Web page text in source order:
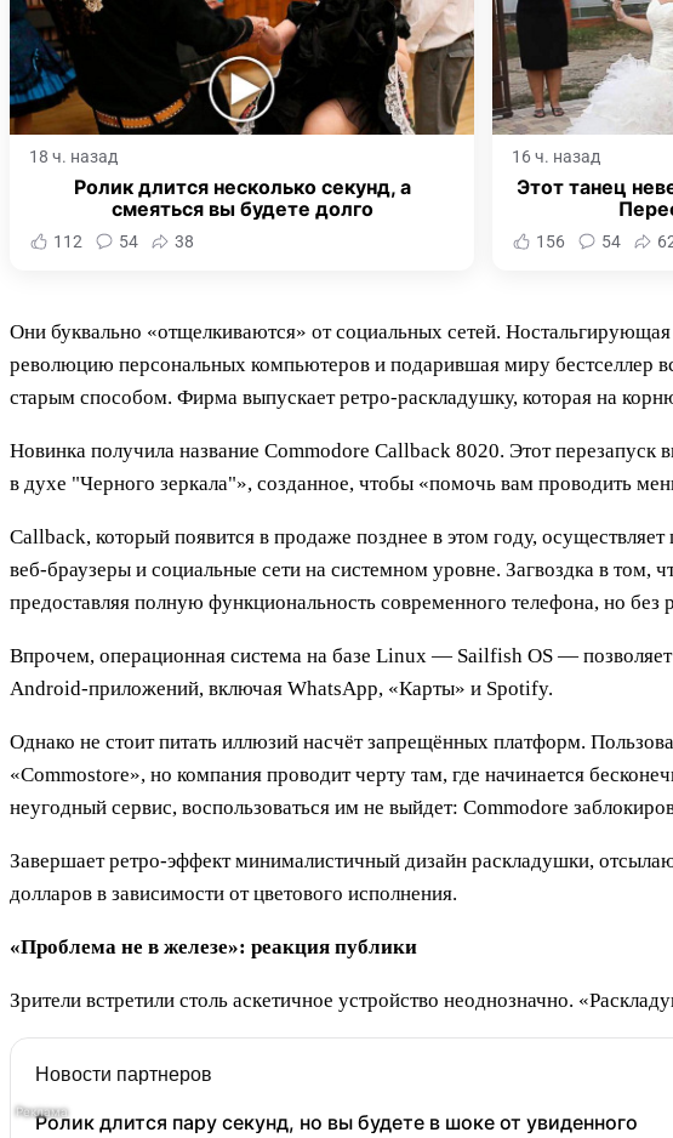
18 ч. назад
Ролик длится несколько секунд, а
смеяться вы будете долго
112 54 38
16 ч. назад
Этот танец
156 54
Они буквально «отщелкиваются» от социальных сетей.
революцию персональных компьютеров и подарившая миру бестселлер
старым способом. Фирма выпускает ретро-раскладушку, которая на
Новинка получила название Commodore Callback 8020. Этот
в духе "Черного зеркала"», созданное, чтобы «помочь вам проводить
Callback, который появится в продаже позднее в этом году,
веб-браузеры и социальные сети на системном уровне. Загвоздка в том,
предоставляя полную функциональность современного телефона, но без
Впрочем, операционная система на базе Linux — Sailfish OS —
Android-приложений, включая WhatsApp, «Карты» и Spotify.
Однако не стоит питать иллюзий насчёт запрещённых платформ.
«Commostore», но компания проводит черту там, где начинается
неугодный сервис, воспользоваться им не выйдет: Commodore
Завершает ретро-эффект минималистичный дизайн раскладушки,
долларов в зависимости от цветового исполнения.
«Проблема не в железе»: реакция публики
Зрители встретили столь аскетичное устройство неоднозначно.
Новости партнеров
Ролик длится пару секунд, но вы будете в шоке от увиденного